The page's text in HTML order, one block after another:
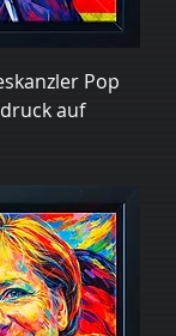
Pop
auf